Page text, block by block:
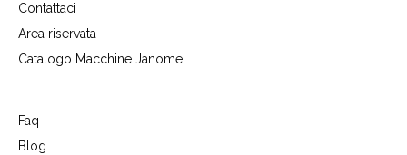
Contattaci
Area riservata
Catalogo Macchine Janome
Faq
Blog